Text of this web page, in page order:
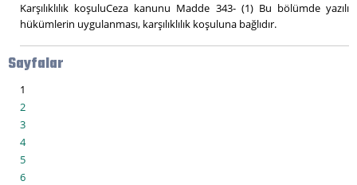
Karşılıklılık koşuluCeza kanunu Madde 343- (1) Bu bölümde yazılı
hükümlerin uygulanması, karşılıklılık koşuluna bağlıdır.
Sayfalar
1
2
3
4
5
6